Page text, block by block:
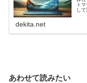
ト
し
dekita.net
あわせて読みたい